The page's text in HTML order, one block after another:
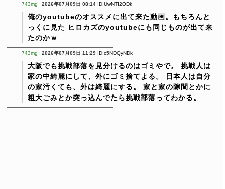
743mg 2026年07月09日 08:14 ID:UwNTI2ODk
俺のyoutubeのオススメに出て来た動画。もちろんと
っくに見た ヒロカズのyoutubeにも同じものが出て来
たのかｗ
743mg 2026年07月09日 11:29 ID:c5NDQyNDk
大阪でも挑戦部落を見分けるのはゴミやで。
挑戦人は
家の中綺麗にして、外にゴミ捨てよる。
日本人は自分
の家汚くても、外は綺麗にする。
家と家の隙間とかに
粗大ごみとか突っ込んでたら挑戦部落ってわかる。